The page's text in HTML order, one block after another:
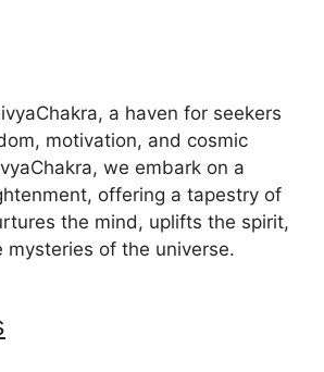
a haven for seekers
motivation, and cosmic
we embark on a
offering a tapestry of
the mind, uplifts the spirit,
mysteries of the universe.